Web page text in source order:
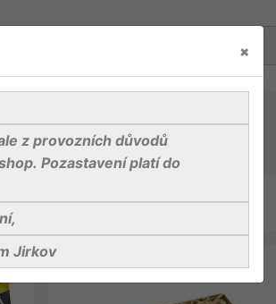
×
z provozních důvodů
Pozastavení platí do
Jirkov